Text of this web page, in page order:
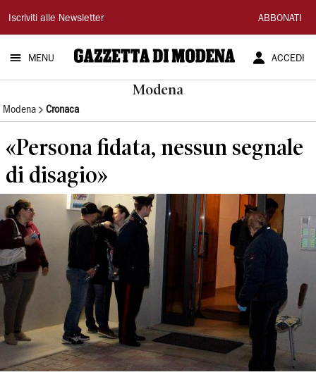
Gazzetta
di
Modena
Iscriviti alle Newsletter ABBONATI
MENU ACCEDI
Modena
Modena Cronaca
«Persona fidata, nessun segnale
di disagio»